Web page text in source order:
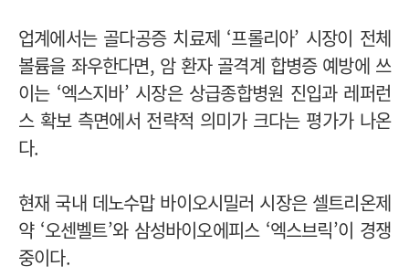
업계에서는 골다공증 치료제 ‘프롤리아’ 시장이 전체
볼륨을 좌우한다면, 암 환자 골격계 합병증 예방에 쓰
이는 ‘엑스지바’ 시장은 상급종합병원 진입과 레퍼런
스 확보 측면에서 전략적 의미가 크다는 평가가 나온
다.
현재 국내 데노수맙 바이오시밀러 시장은 셀트리온제
약 ‘오센벨트’와 삼성바이오에피스 ‘엑스브릭’이 경쟁
중이다.